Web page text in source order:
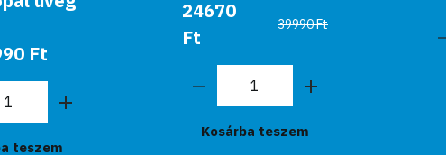
Ft
teszem
24670
Ft
39990 Ft
Kosárba teszem